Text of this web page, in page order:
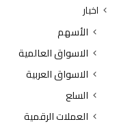
اخبار
الأسهم
الاسواق العالمية
الاسواق العربية
السلع
العملات الرقمية